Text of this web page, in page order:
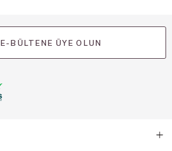
E-BÜLTENE ÜYE OLUN